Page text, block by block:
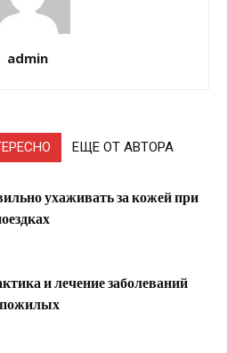
admin
ЕЩЕ ОТ АВТОРА
ухаживать за кожей при
и лечение заболеваний
пожилых